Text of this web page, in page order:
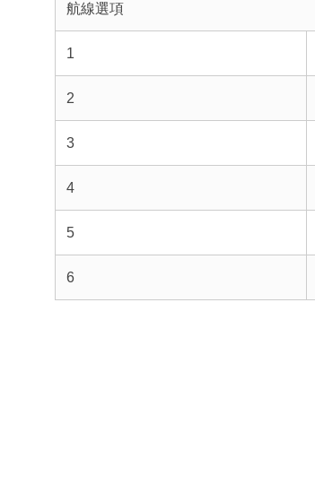
航線選項
1
2
3
4
5
6